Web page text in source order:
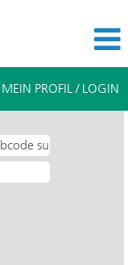
MEIN PROFIL / LOGIN